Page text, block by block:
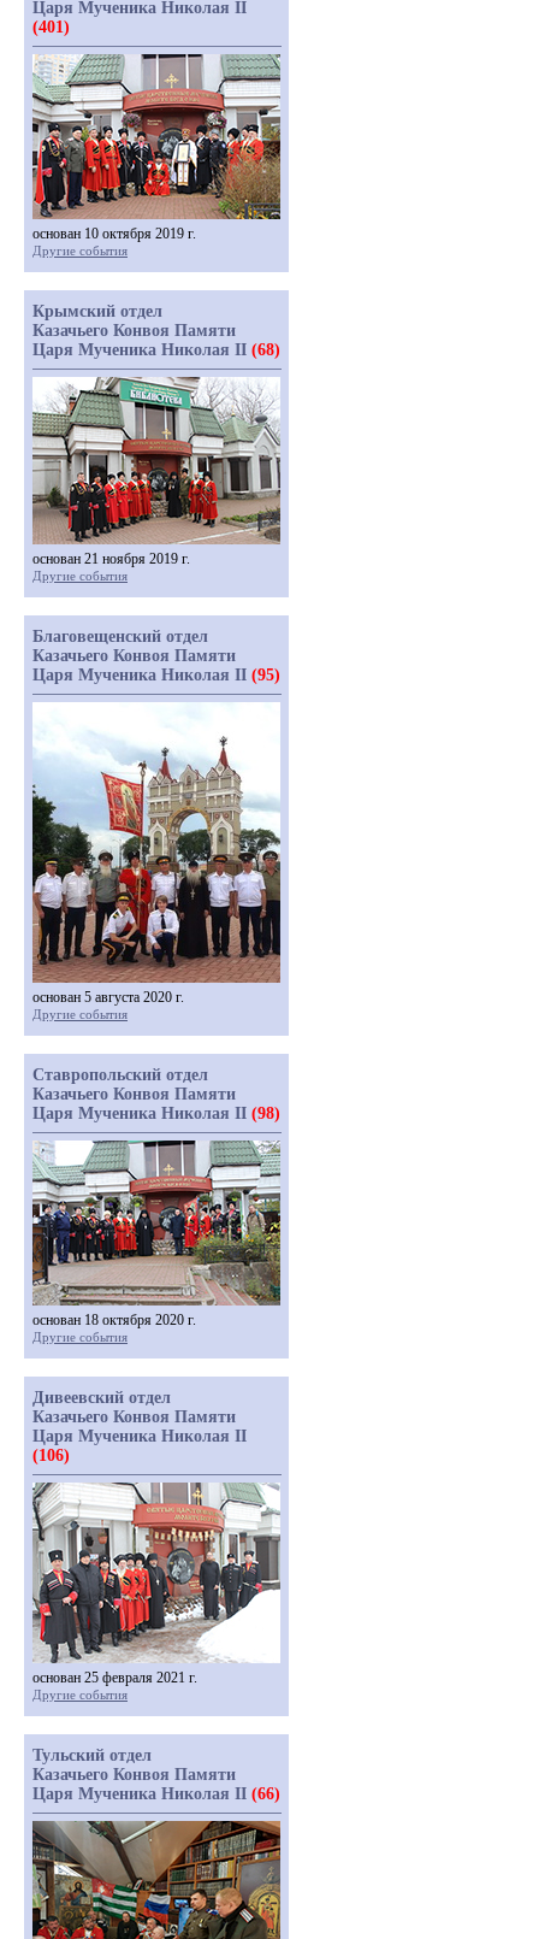
Царя Мученика Николая II
(401)
основан 10 октября 2019 г.
Другие события
Крымский отдел
Казачьего Конвоя Памяти
Царя Мученика Николая II (68)
основан 21 ноября 2019 г.
Другие события
Благовещенский отдел
Казачьего Конвоя Памяти
Царя Мученика Николая II (95)
основан 5 августа 2020 г.
Другие события
Ставропольский отдел
Казачьего Конвоя Памяти
Царя Мученика Николая II (98)
основан 18 октября 2020 г.
Другие события
Дивеевский отдел
Казачьего Конвоя Памяти
Царя Мученика Николая II
(106)
основан 25 февраля 2021 г.
Другие события
Тульский отдел
Казачьего Конвоя Памяти
Царя Мученика Николая II (66)